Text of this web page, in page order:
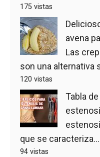
175 vistas
avena
Las
son una alternativa
120 vistas
Tabla
que se caracteriza...
94 vistas